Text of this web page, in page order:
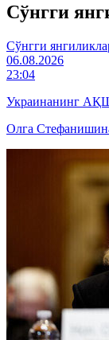
Cўнгги
Cўнгги
06.08.2026
23:04
Украинанинг
Олга